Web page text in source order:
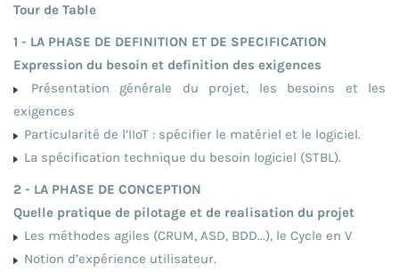
Tour de Table
1 - LA PHASE DE DEFINITION ET DE SPECIFICATION
Expression du besoin et definition des exigences
Présentation générale du projet, les besoins et les
exigences
Particularité de l’IIoT : spécifier le matériel et le logiciel.
La spécification technique du besoin logiciel (STBL).
2 - LA PHASE DE CONCEPTION
Quelle pratique de pilotage et de realisation du projet
Les méthodes agiles (CRUM, ASD, BDD...), le Cycle en V
Notion d’expérience utilisateur.